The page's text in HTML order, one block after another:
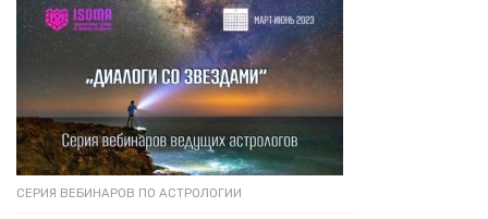
СЕРИЯ ВЕБИНАРОВ ПО АСТРОЛОГИИ